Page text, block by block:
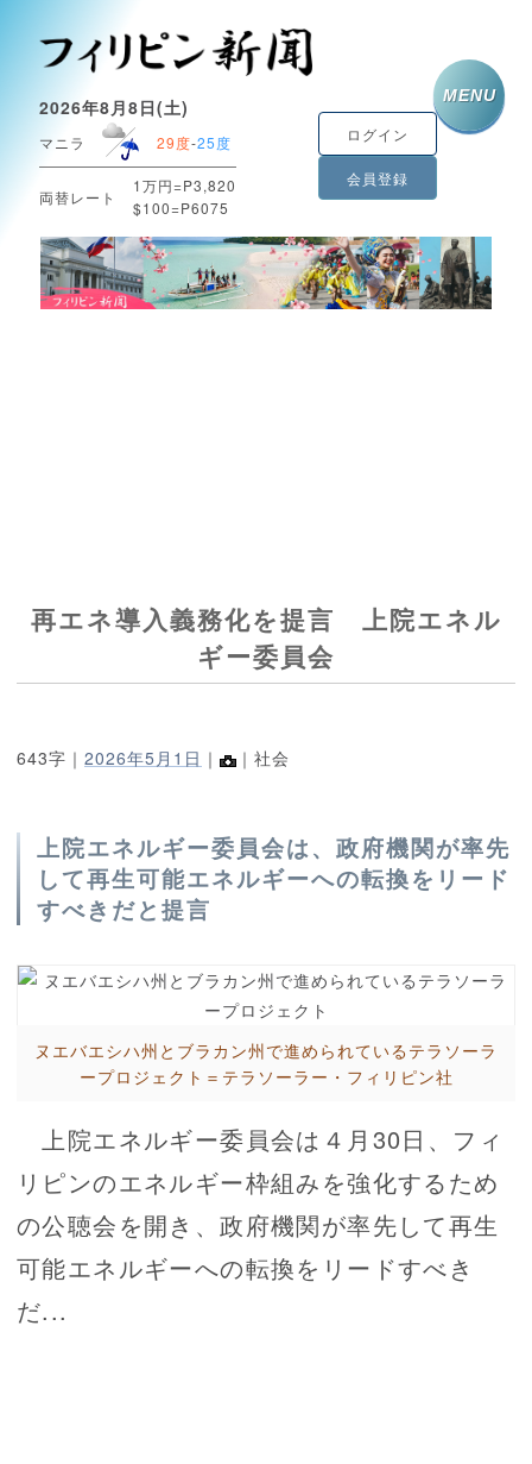
2026年8月8日(土)
マニラ 29度-25度
両替レート
1万円=P3,820
$100=P6075
ログイン
会員登録
MENU
再エネ導入義務化を提言 上院エネル
ギー委員会
643字｜ 2026年5月1日 ｜ ｜社会
上院エネルギー委員会は、政府機関が率先
して再生可能エネルギーへの転換をリード
すべきだと提言
ヌエバエシハ州とブラカン州で進められているテラソーラ
ープロジェクト＝テラソーラー・フィリピン社
上院エネルギー委員会は４月30日、フィ
リピンのエネルギー枠組みを強化するため
の公聴会を開き、政府機関が率先して再生
可能エネルギーへの転換をリードすべき
だ...